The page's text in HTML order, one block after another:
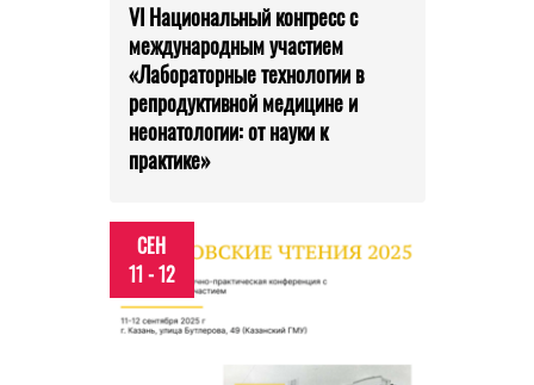
VI Национальный конгресс с
международным участием
«Лабораторные технологии в
репродуктивной медицине и
неонатологии: от науки к
практике»
СЕН
11 - 12